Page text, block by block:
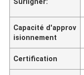
Capacité d'approv
isionnement
Certification